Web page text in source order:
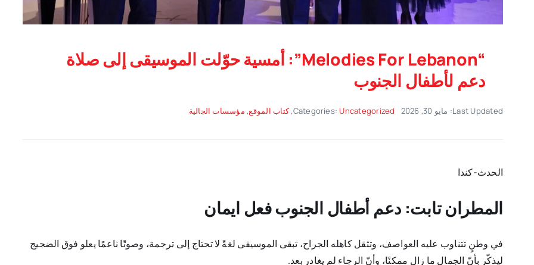
“Melodies For Lebanon”: أمسية حوّلت الموسيقى إلى صلاة
دعم لأطفال الجنوب
Last Updated: مايو 30, 2026 Categories: Uncategorized
,كتاب الموقع, مؤسسات الجالية
الحدث-كندا
المطران تابت: دعم أطفال الجنوب فعل ايمان
في وطنٍ تتناوب عليه العواصف، وتثقل كاهله الجراح، تبقى الموسيقى لغةً لا تحتاج إلى ترجمة، وصوتًا ناعمًا يعلو فوق الضجيج
ليذكّر بأنّ الجمال ما زال ممكنًا، وأنّ الرجاء لم يغادر بعد.